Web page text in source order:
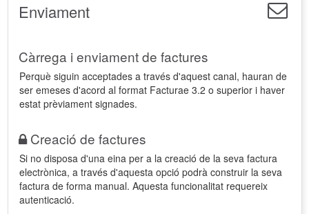
Enviament
Càrrega i enviament de factures
Perquè siguin acceptades a través d'aquest canal, hauran de
ser emeses d'acord al format Facturae 3.2 o superior i haver
estat prèviament signades.
Creació de factures
Si no disposa d'una eina per a la creació de la seva factura
electrònica, a través d'aquesta opció podrà construir la seva
factura de forma manual. Aquesta funcionalitat requereix
autenticació.